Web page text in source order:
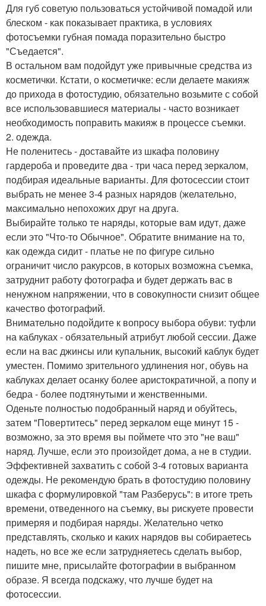
Для губ советую пользоваться устойчивой помадой или
блеском - как показывает практика, в условиях
фотосъемки губная помада поразительно быстро
"Съедается".
В остальном вам подойдут уже привычные средства из
косметички. Кстати, о косметичке: если делаете макияж
до прихода в фотостудию, обязательно возьмите с собой
все использовавшиеся материалы - часто возникает
необходимость поправить макияж в процессе съемки.
2. одежда.
Не поленитесь - доставайте из шкафа половину
гардероба и проведите два - три часа перед зеркалом,
подбирая идеальные варианты. Для фотосессии стоит
выбрать не менее 3-4 разных нарядов (желательно,
максимально непохожих друг на друга.
Выбирайте только те наряды, которые вам идут, даже
если это "Что-то Обычное". Обратите внимание на то,
как одежда сидит - платье не по фигуре сильно
ограничит число ракурсов, в которых возможна съемка,
затруднит работу фотографа и будет держать вас в
ненужном напряжении, что в совокупности снизит общее
качество фотографий.
Внимательно подойдите к вопросу выбора обуви: туфли
на каблуках - обязательный атрибут любой сессии. Даже
если на вас джинсы или купальник, высокий каблук будет
уместен. Помимо зрительного удлинения ног, обувь на
каблуках делает осанку более аристократичной, а попу и
бедра - более подтянутыми и женственными.
Оденьте полностью подобранный наряд и обуйтесь,
затем "Повертитесь" перед зеркалом еще минут 15 -
возможно, за это время вы поймете что это "не ваш"
наряд. Лучше, если это произойдет дома, а не в студии.
Эффективней захватить с собой 3-4 готовых варианта
одежды. Не рекомендую брать в фотостудию половину
шкафа с формулировкой "там Разберусь": в итоге треть
времени, отведенного на съемку, вы рискуете провести
примеряя и подбирая наряды. Желательно четко
представлять, сколько и каких нарядов вы собираетесь
надеть, но все же если затрудняетесь сделать выбор,
пишите мне, присылайте фотографии в выбранном
образе. Я всегда подскажу, что лучше будет на
фотосессии.